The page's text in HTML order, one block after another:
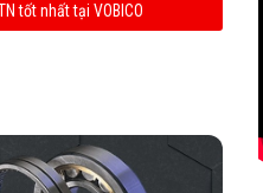
tốt nhất tại VOBICO